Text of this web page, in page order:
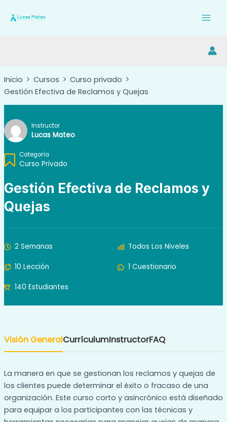
Inicio Cursos
Curso privado
Gestión Efectiva de Reclamos y Quejas
Instructor
Lucas Mateo
Categoría
Curso Privado
Gestión Efectiva de Reclamos y
Quejas
2 Semanas Todos Los Niveles
10 Lección 1 Cuestionario
140 Estudiantes
Visión GeneralCurrículumInstructorFAQ
La manera en que se gestionan los reclamos y quejas de
los clientes puede determinar el éxito o fracaso de una
organización. Este curso corto y asincrónico está diseñado
para equipar a los participantes con las técnicas y